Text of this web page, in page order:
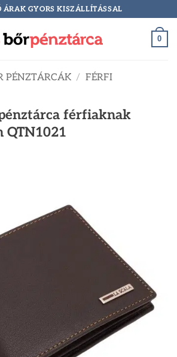
ÁRAK GYORS KISZÁLLÍTÁSSAL
0
PÉNZTÁRCÁK / FÉRFI
férfiaknak
QTN1021